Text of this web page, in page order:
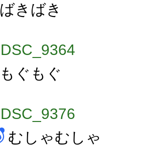
ばきばき
もぐもぐ
むしゃむしゃ